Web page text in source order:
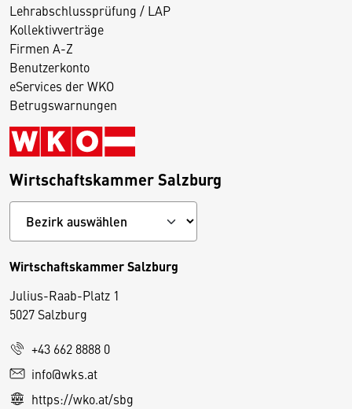
Lehrabschlussprüfung / LAP
Kollektivverträge
Firmen A-Z
Benutzerkonto
eServices der WKO
Betrugswarnungen
Wirtschaftskammer Salzburg
Wirtschaftskammer Salzburg
Julius-Raab-Platz 1
5027 Salzburg
+43 662 8888 0
info@wks.at
https://wko.at/sbg
D
e
s